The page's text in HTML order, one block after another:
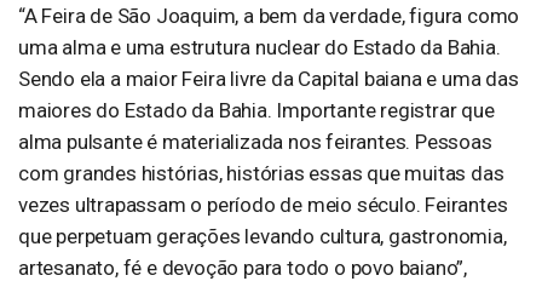
“A Feira de São Joaquim, a bem da verdade, figura como
uma alma e uma estrutura nuclear do Estado da Bahia.
Sendo ela a maior Feira livre da Capital baiana e uma das
maiores do Estado da Bahia. Importante registrar que
alma pulsante é materializada nos feirantes. Pessoas
com grandes histórias, histórias essas que muitas das
vezes ultrapassam o período de meio século. Feirantes
que perpetuam gerações levando cultura, gastronomia,
artesanato, fé e devoção para todo o povo baiano”,